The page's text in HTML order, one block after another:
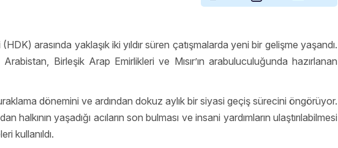
arasında yaklaşık iki yıldır süren çatışmalarda yeni bir gelişme yaşandı.
Birleşik Arap Emirlikleri ve Mısır’ın arabuluculuğunda hazırlanan
dönemini ve ardından dokuz aylık bir siyasi geçiş sürecini öngörüyor.
halkının yaşadığı acıların son bulması ve insani yardımların ulaştırılabilmesi
kullanıldı.